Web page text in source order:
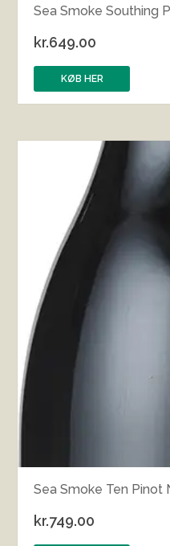
Sea Smoke Southing
kr.649.00
KØB HER
Sea Smoke Ten Pinot
kr.749.00